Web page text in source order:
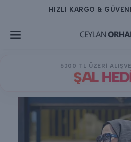
HIZLI KARGO &
5000 TL ÜZERİ
ŞAL